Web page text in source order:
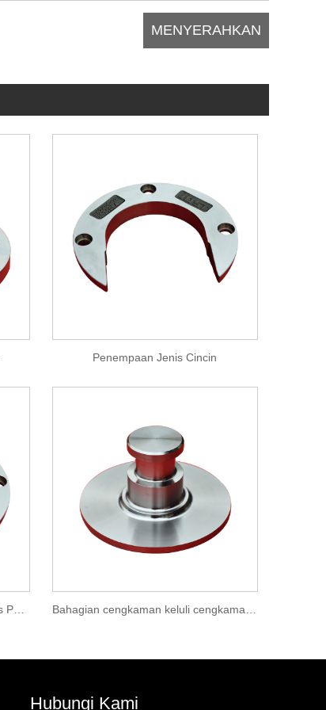
Penempaan Jenis Cincin
Bahagian kereta keluli Ringan Jenis Penempaan Bahagian cengkaman keluli cengkaman Pin Forgings
Hubungi Kami